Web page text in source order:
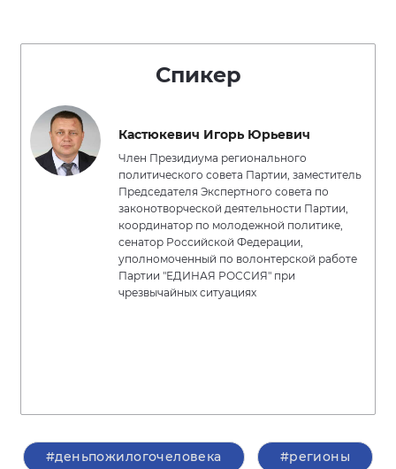
Спикер
Кастюкевич Игорь Юрьевич
Член Президиума регионального
политического совета Партии, заместитель
Председателя Экспертного совета по
законотворческой деятельности Партии,
координатор по молодежной политике,
сенатор Российской Федерации,
уполномоченный по волонтерской работе
Партии "ЕДИНАЯ РОССИЯ" при
чрезвычайных ситуациях
#деньпожилогочеловека #регионы